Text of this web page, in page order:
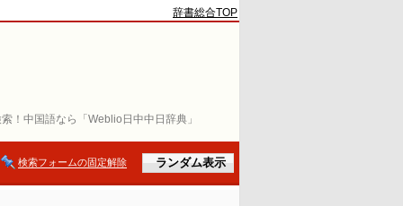
！中国語なら「Weblio日中中日辞典」
辞書総合TOP
検索フォームの固定解除